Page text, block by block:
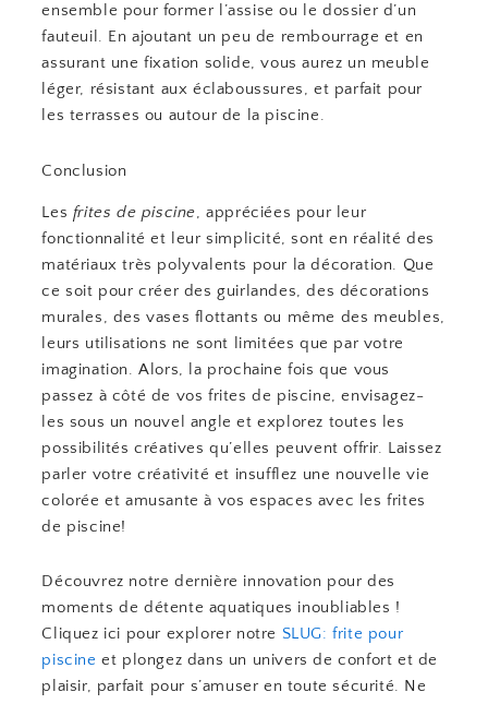
ensemble pour former l’assise ou le dossier d’un
fauteuil. En ajoutant un peu de rembourrage et en
assurant une fixation solide, vous aurez un meuble
léger, résistant aux éclaboussures, et parfait pour
les terrasses ou autour de la piscine.
Conclusion
Les frites de piscine, appréciées pour leur
fonctionnalité et leur simplicité, sont en réalité des
matériaux très polyvalents pour la décoration. Que
ce soit pour créer des guirlandes, des décorations
murales, des vases flottants ou même des meubles,
leurs utilisations ne sont limitées que par votre
imagination. Alors, la prochaine fois que vous
passez à côté de vos frites de piscine, envisagez-
les sous un nouvel angle et explorez toutes les
possibilités créatives qu’elles peuvent offrir. Laissez
parler votre créativité et insufflez une nouvelle vie
colorée et amusante à vos espaces avec les frites
de piscine!
Découvrez notre dernière innovation pour des
moments de détente aquatiques inoubliables !
Cliquez ici pour explorer notre SLUG: frite pour
piscine et plongez dans un univers de confort et de
plaisir, parfait pour s’amuser en toute sécurité. Ne